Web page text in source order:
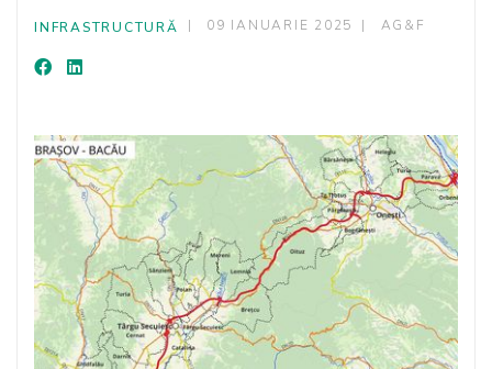
INFRASTRUCTURĂ 09 IANUARIE 2025 AG&F